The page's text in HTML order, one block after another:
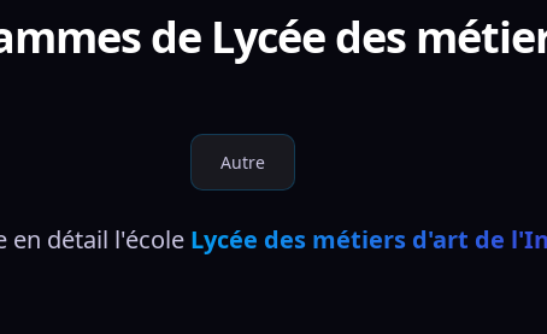
de Lycée des
Autre
en détail l'école Lycée des métiers d'art de